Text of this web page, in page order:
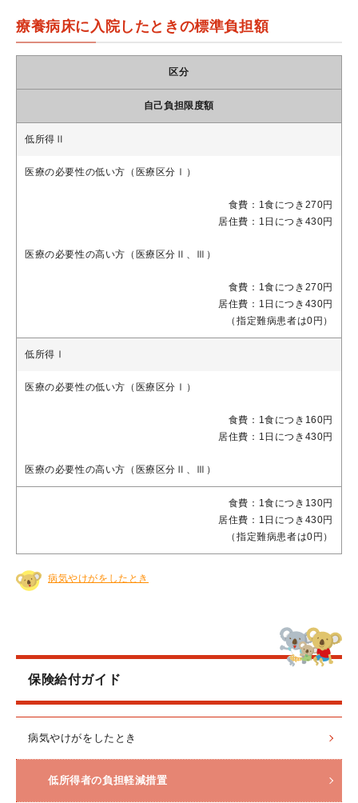
療養病床に入院したときの標準負担額
区分
自己負担限度額
低所得Ⅱ
医療の必要性の低い方（医療区分Ⅰ）
食費：1食につき270円
居住費：1日につき430円
医療の必要性の高い方（医療区分Ⅱ、Ⅲ）
食費：1食につき270円
居住費：1日につき430円
（指定難病患者は0円）
低所得Ⅰ
医療の必要性の低い方（医療区分Ⅰ）
食費：1食につき160円
居住費：1日につき430円
医療の必要性の高い方（医療区分Ⅱ、Ⅲ）
食費：1食につき130円
居住費：1日につき430円
（指定難病患者は0円）
病気やけがをしたとき
保険給付ガイド
病気やけがをしたとき
低所得者の負担軽減措置